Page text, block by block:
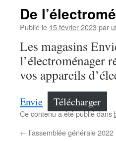
De
Publié le 15 février 2023 par
Les magasins
l’électroménager
vos appareils
Envie Télécharger
Ce contenu a été publié dans
← l’assemblée générale 2022